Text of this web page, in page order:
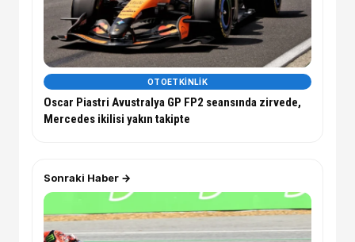
OTOETKINLIK
Oscar Piastri Avustralya GP FP2 seansında zirvede,
Mercedes ikilisi yakın takipte
Sonraki Haber →